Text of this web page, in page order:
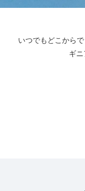
いつでもどこから
ギ